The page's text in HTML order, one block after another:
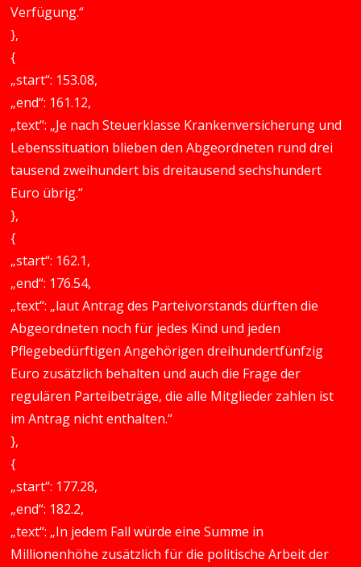
Verfügung.“
},
{
„start“: 153.08,
„end“: 161.12,
„text“: „Je nach Steuerklasse Krankenversicherung und
Lebenssituation blieben den Abgeordneten rund drei
tausend zweihundert bis dreitausend sechshundert
Euro übrig.“
},
{
„start“: 162.1,
„end“: 176.54,
„text“: „laut Antrag des Parteivorstands dürften die
Abgeordneten noch für jedes Kind und jeden
Pflegebedürftigen Angehörigen dreihundertfünfzig
Euro zusätzlich behalten und auch die Frage der
regulären Parteibeträge, die alle Mitglieder zahlen ist
im Antrag nicht enthalten.“
},
{
„start“: 177.28,
„end“: 182.2,
„text“: „In jedem Fall würde eine Summe in
Millionenhöhe zusätzlich für die politische Arbeit der